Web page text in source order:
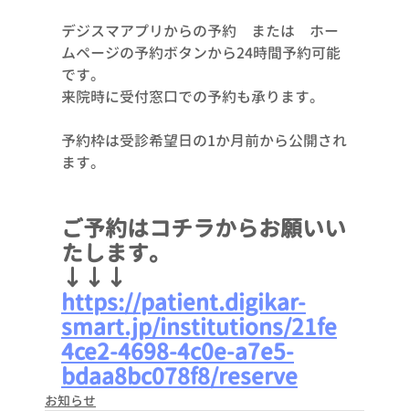
デジスマアプリからの予約　または　ホー
ムページの予約ボタンから24時間予約可能
です。
来院時に受付窓口での予約も承ります。
予約枠は受診希望日の1か月前から公開され
ます。
ご予約はコチラからお願いい
たします。
↓↓↓
https://patient.digikar-
smart.jp/institutions/21fe
4ce2-4698-4c0e-a7e5-
bdaa8bc078f8/reserve
お知らせ